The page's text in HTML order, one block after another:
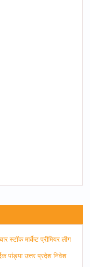
स्टॉक मार्केट प्रीमियर लीग
पांड्या उत्तर प्रदेश निवेश